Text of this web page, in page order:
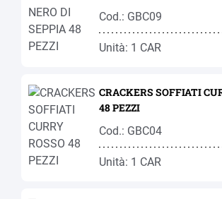
Cod.: GBC09
Unità: 1 CAR
CRACKERS SOFFIATI
48 PEZZI
Cod.: GBC04
Unità: 1 CAR